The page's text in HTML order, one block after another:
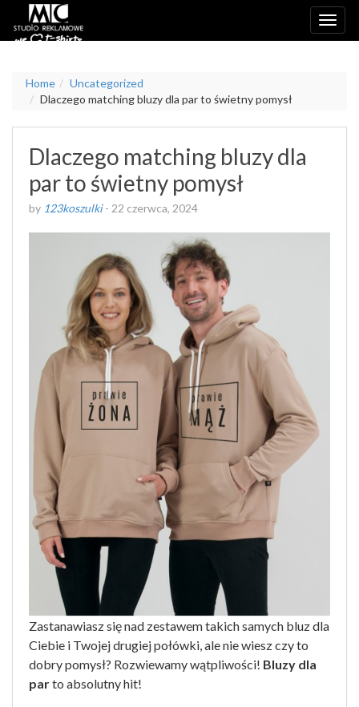
Home
Uncategorized
Dlaczego matching bluzy dla par to świetny pomysł
Dlaczego matching bluzy dla
par to świetny pomysł
by 123koszulki- 22 czerwca, 2024
Zastanawiasz się nad zestawem takich samych bluz dla
Ciebie i Twojej drugiej połówki, ale nie wiesz czy to
dobry pomysł? Rozwiewamy wątpliwości! Bluzy dla
parto absolutny hit!